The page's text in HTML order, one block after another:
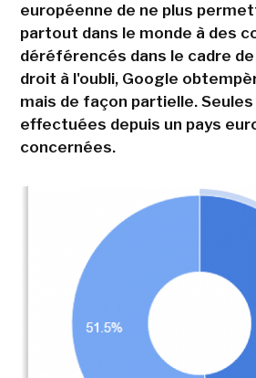
européenne de ne plus
partout dans le monde à des
déréférencés dans le cadre
droit à l'oubli, Google
mais de façon partielle.
effectuées depuis un pays
concernées.